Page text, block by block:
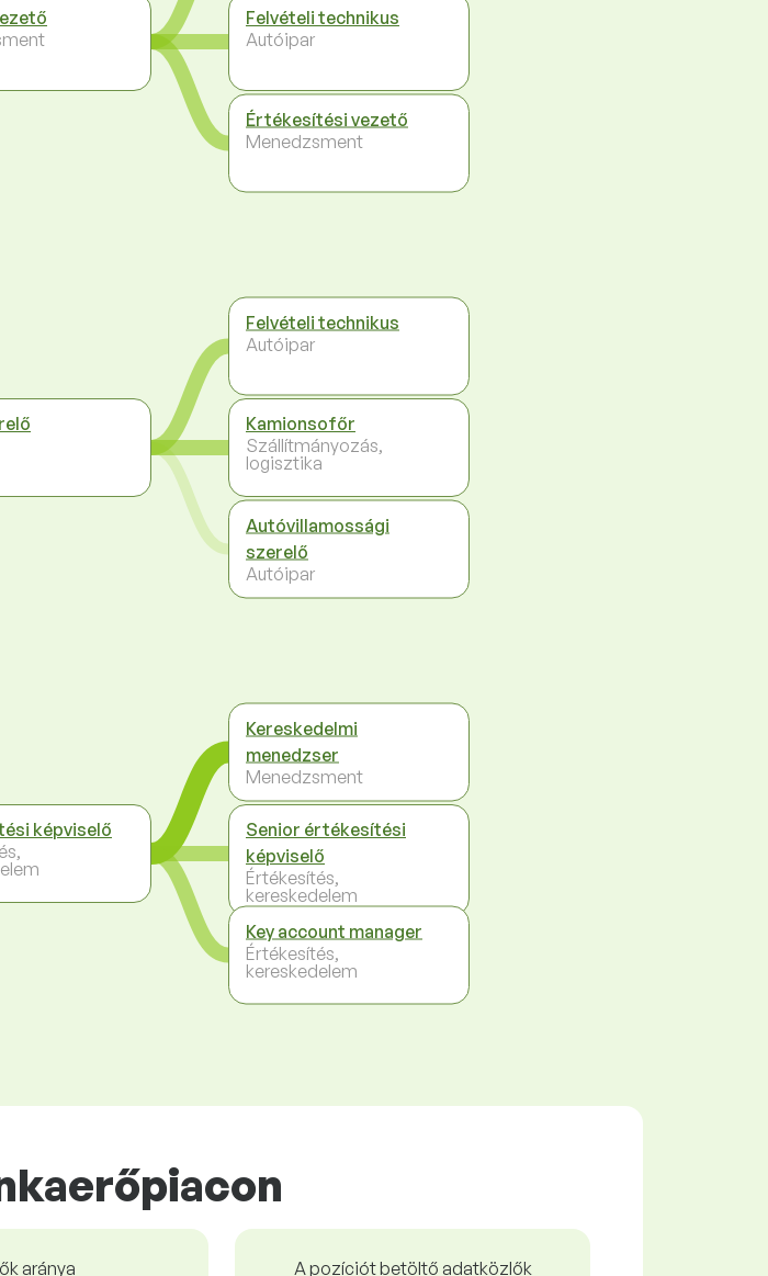
képviselő
Felvételi technikus
Autóipar
Értékesítési vezető
Menedzsment
Felvételi technikus
Autóipar
Kamionsofőr
Szállítmányozás,
logisztika
Autóvillamossági
szerelő
Autóipar
Kereskedelmi
menedzser
Menedzsment
Senior értékesítési
képviselő
Értékesítés,
kereskedelem
Key account manager
Értékesítés,
kereskedelem
aránya A pozíciót betöltő adatközlők